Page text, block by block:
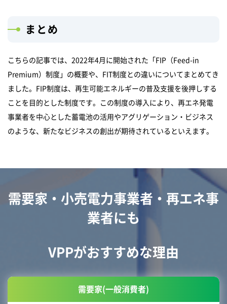
まとめ
こちらの記事では、2022年4月に開始された「FIP（Feed-in
Premium）制度」の概要や、FIT制度との違いについてまとめてき
ました。FIP制度は、再生可能エネルギーの普及支援を後押しする
ことを目的とした制度です。この制度の導入により、再エネ発電
事業者を中心とした蓄電池の活用やアグリゲーション・ビジネス
のような、新たなビジネスの創出が期待されているといえます。
需要家・小売電力事業者・再エネ事
業者にも
VPPがおすすめな理由
需要家(一般消費者)